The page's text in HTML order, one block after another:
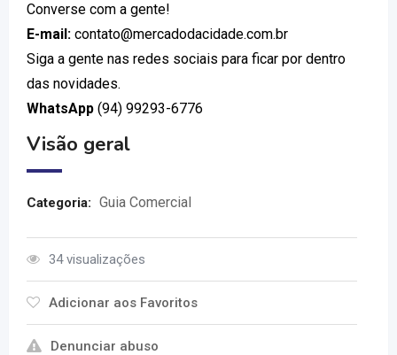
Converse com a gente!
E-mail: contato@mercadodacidade.com.br
Siga a gente nas redes sociais para ficar por dentro
das novidades.
WhatsApp (94) 99293-6776
Visão geral
Categoria: Guia Comercial
34 visualizações
Adicionar aos Favoritos
Denunciar abuso